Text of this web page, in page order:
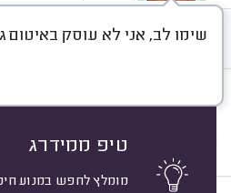
שימו לב, אני לא עוסק באיטום
טיפ ממידרג
מומלץ לחפש במנוע
חוות דעת
מקום איטום